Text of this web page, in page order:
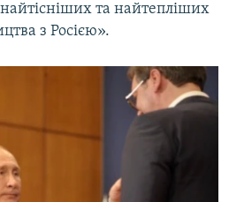
та найтепліших
з Росією».